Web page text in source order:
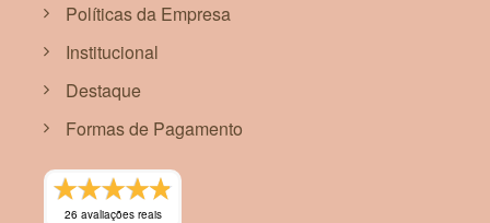
Políticas da Empresa
Institucional
Destaque
Formas de Pagamento
26 avaliações reais